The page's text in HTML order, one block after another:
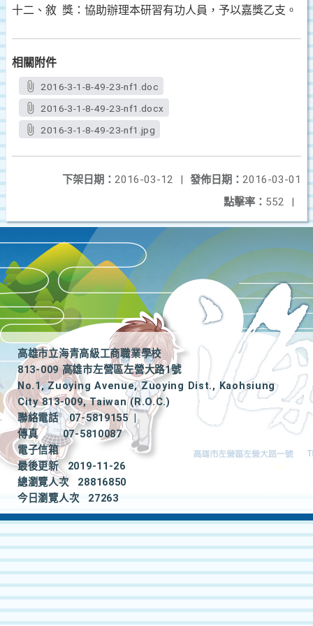
十二、敘 獎：協助辦理本研習有功人員，予以嘉獎乙支。
相關附件
2016-3-1-8-49-23-nf1.doc
2016-3-1-8-49-23-nf1.docx
2016-3-1-8-49-23-nf1.jpg
發佈日期： 2016-03-01
下架日期： 2016-03-12
|
點擊率： 552 |
高雄市立海青高級工商職業學校
813-009 高雄市左營區左營大路1號
No.1, Zuoying Avenue, Zuoying Dist., Kaohsiung
City 813-009, Taiwan (R.O.C.)
聯絡電話
07-5819155
|
傳真
07-5810087
電子信箱
最後更新
2019-11-26
總瀏覽人次
28816850
今日瀏覽人次
27263